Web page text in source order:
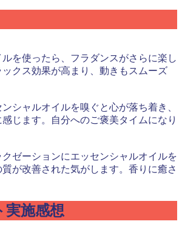
を使ったら、フラダンスがさらに楽し
ックス効果が高まり、動きもスムーズ
シャルオイルを嗅ぐと心が落ち着き、
じます。自分へのご褒美タイムになり
ゼーションにエッセンシャルオイルを
が改善された気がします。香りに癒さ
実施感想